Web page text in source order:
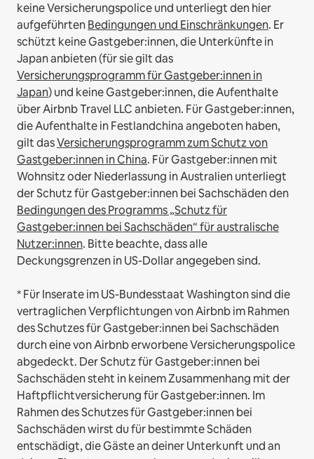
keine Versicherungspolice und unterliegt den hier
aufgeführtenBedingungen und Einschränkungen. Er
schützt keine Gastgeber:innen, die Unterkünfte in
Japan anbieten (für sie gilt das
Versicherungsprogramm für Gastgeber:innen in
Japan) und keine Gastgeber:innen, die Aufenthalte
über Airbnb Travel LLC anbieten. Für Gastgeber:innen,
die Aufenthalte in Festlandchina angeboten haben,
gilt dasVersicherungsprogramm zum Schutz von
Gastgeber:innen in China. Für Gastgeber:innen mit
Wohnsitz oder Niederlassung in Australien unterliegt
der Schutz für Gastgeber:innen bei Sachschäden den
Bedingungen des Programms „Schutz für
Gastgeber:innen bei Sachschäden“ für australische
Nutzer:innen. Bitte beachte, dass alle
Deckungsgrenzen in US-Dollar angegeben sind.
* Für Inserate im US-Bundesstaat Washington sind die
vertraglichen Verpflichtungen von Airbnb im Rahmen
des Schutzes für Gastgeber:innen bei Sachschäden
durch eine von Airbnb erworbene Versicherungspolice
abgedeckt. Der Schutz für Gastgeber:innen bei
Sachschäden steht in keinem Zusammenhang mit der
Haftpflichtversicherung für Gastgeber:innen. Im
Rahmen des Schutzes für Gastgeber:innen bei
Sachschäden wirst du für bestimmte Schäden
entschädigt, die Gäste an deiner Unterkunft und an